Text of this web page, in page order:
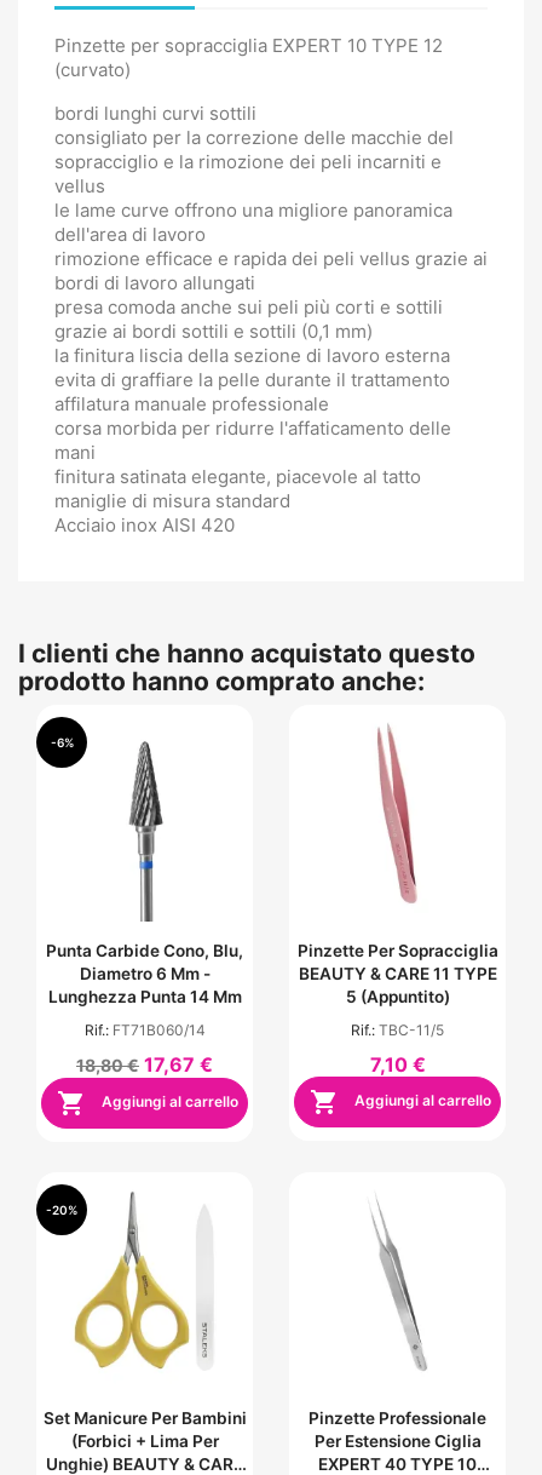
Pinzette per sopracciglia EXPERT 10 TYPE 12
(curvato)
bordi lunghi curvi sottili
consigliato per la correzione delle macchie del
sopracciglio e la rimozione dei peli incarniti e
vellus
le lame curve offrono una migliore panoramica
dell'area di lavoro
rimozione efficace e rapida dei peli vellus grazie ai
bordi di lavoro allungati
presa comoda anche sui peli più corti e sottili
grazie ai bordi sottili e sottili (0,1 mm)
la finitura liscia della sezione di lavoro esterna
evita di graffiare la pelle durante il trattamento
affilatura manuale professionale
corsa morbida per ridurre l'affaticamento delle
mani
finitura satinata elegante, piacevole al tatto
maniglie di misura standard
Acciaio inox AISI 420
I clienti che hanno acquistato questo
prodotto hanno comprato anche:
Punta Carbide Cono, Blu,
Diametro 6 Mm -
Lunghezza Punta 14 Mm
Rif.: FT71B060/14
18,80 € 17,67 €
 Aggiungi al carrello
-6%
Pinzette Per Sopracciglia
BEAUTY & CARE 11 TYPE
5 (appuntito)
Rif.: TBC-11/5
7,10 €
 Aggiungi al carrello
Set Manicure Per Bambini
(forbici + Lima Per
Unghie) BEAUTY & CARE
-20%
Pinzette Professionale
Per Estensione Ciglia
EXPERT 40 TYPE 10